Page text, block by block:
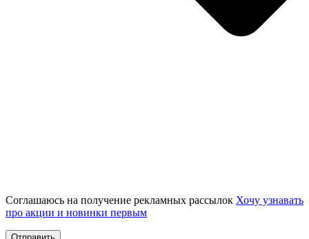
Соглашаюсь на получение рекламных рассылок Хочу узнавать
про акции и новинки первым